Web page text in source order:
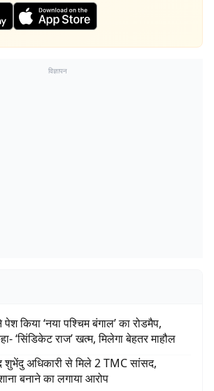
विज्ञापन
किया ‘नया पश्चिम बंगाल’ का रोडमैप,
‘सिंडिकेट राज’ खत्म, मिलेगा बेहतर माहौल
शुभेंदु अधिकारी से मिले 2 TMC सांसद,
बनाने का लगाया आरोप